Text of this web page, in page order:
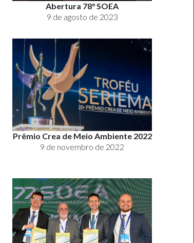
Abertura 78° SOEA
9 de agosto de 2023
Prêmio Crea de Meio Ambiente 2022
9 de novembro de 2022